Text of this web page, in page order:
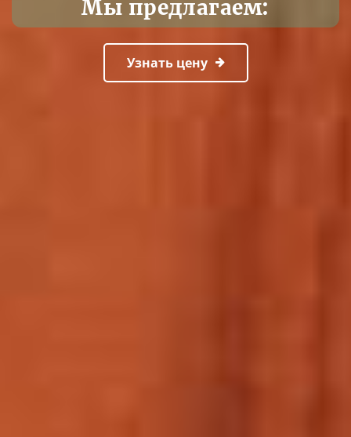
Мы предлагаем:
Узнать цену